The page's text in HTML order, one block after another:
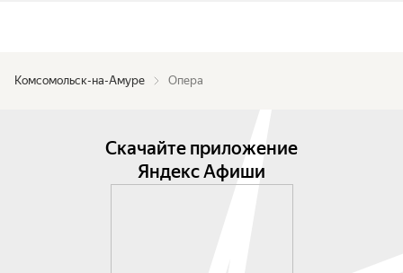
Комсомольск-на-Амуре Опера
Скачайте приложение
Яндекс Афиши